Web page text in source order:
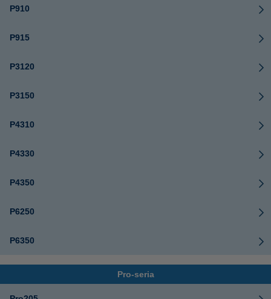
P910
P915
P3120
P3150
P4310
P4330
P4350
P6250
P6350
Pro-seria